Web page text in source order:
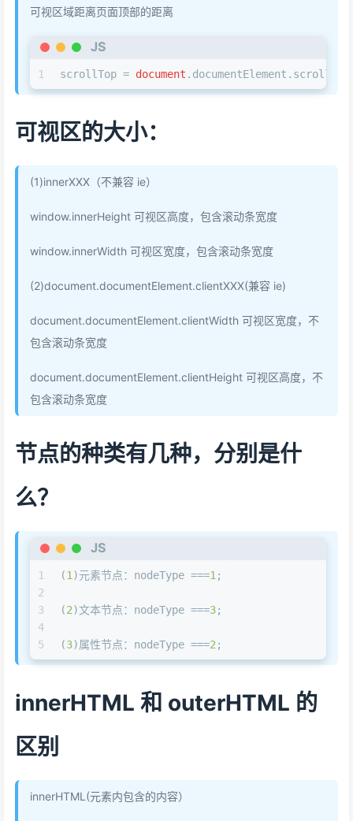
可视区域距离页面顶部的距离
JS
1 scrollTop = document . documentElement . scrollTop
可视区的大小：
(1)innerXXX（不兼容 ie）
window.innerHeight 可视区高度，包含滚动条宽度
window.innerWidth 可视区宽度，包含滚动条宽度
(2)document.documentElement.clientXXX(兼容 ie)
document.documentElement.clientWidth 可视区宽度，不
包含滚动条宽度
document.documentElement.clientHeight 可视区高度，不
包含滚动条宽度
节点的种类有几种，分别是什
么？
JS
1
2
3
4
5
(1 )元素节点：nodeType ===1 ;
(2)文本节点：nodeType ===3;
(3)属性节点：nodeType ===2 ;
innerHTML 和 outerHTML 的
区别
innerHTML(元素内包含的内容）